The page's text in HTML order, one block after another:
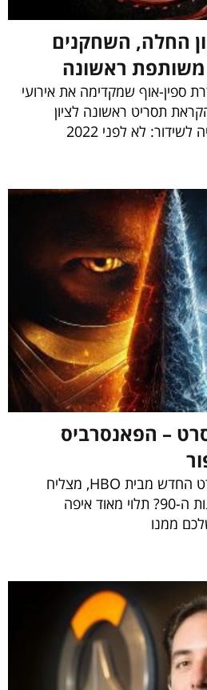
החלה, השחקנים
ראשונה
ספין-אוף שמקדימה את אירועי
תסריט ראשונה לציון
לא לפני 2022
– הפאנסרביס
האם מורטל קומבט, הסרט החדש מבית HBO, מצליח
להתעלות על קודמו משנות ה-90? תלוי מאוד איפה
ממנו